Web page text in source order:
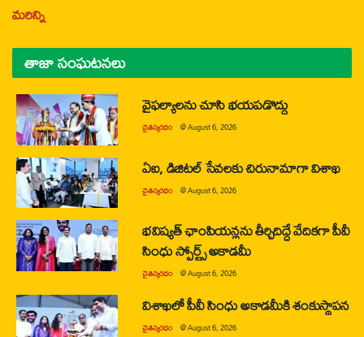
మరిన్ని
తాజా సంఘటనలు
వైఫల్యాలను చూసి భయపడొద్దు
చైతన్యరధం @August 6, 2026
ఏఐ, డిజిటల్ సేవలకు చిరునామాగా విశాఖ
చైతన్యరధం @August 6, 2026
భవిష్యత్ ఛాంపియన్లను తీర్చిదిద్దే వేదికగా పీవీ
సింధు స్పోర్ట్స్ అకాడమీ
చైతన్యరధం @August 6, 2026
విశాఖలో పీవీ సింధు అకాడమీకి శంకుస్థాపన
చైతన్యరధం @August 6, 2026